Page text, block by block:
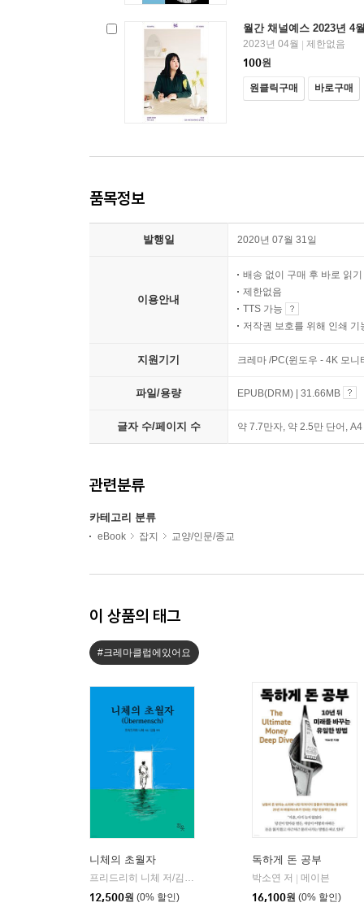
월간 채널예스 2023년 4
2023년 04월 | 제한없음
100원
원클릭구매 바로구매
품목정보
발행일 2020년 07월 31일
이용안내
배송 없이 구매 후 바로 읽기
제한없음
TTS 가능
저작권 보호를 위해 인쇄 기
지원기기 크레마 /PC(윈도우 - 4K 모
파일/용량 EPUB(DRM) | 31.66MB
글자 수/페이지 수 약 7.7만자, 약 2.5만 단어,
관련분류
카테고리 분류
eBook 잡지 교양/인문/종교
이 상품의 태그
#크레마클럽에있어요
니체의 초월자
12,500원 (0% 할인)
독하게 돈 공부
박소연 저 | 메이븐
16,100원 (0% 할인)